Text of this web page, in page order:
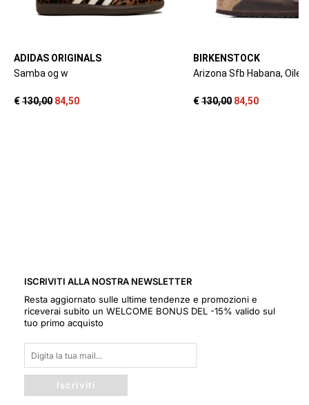
ISCRIVITI ALLA NOSTRA NEWSLETTER
Resta aggiornato sulle ultime tendenze e promozioni e
riceverai subito un WELCOME BONUS DEL -15% valido sul
tuo primo acquisto
Iscriviti